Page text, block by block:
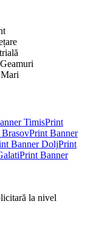
TimisPrint
BrasovPrint Banner
BannerDoljPrint
Print Banner
la nivel